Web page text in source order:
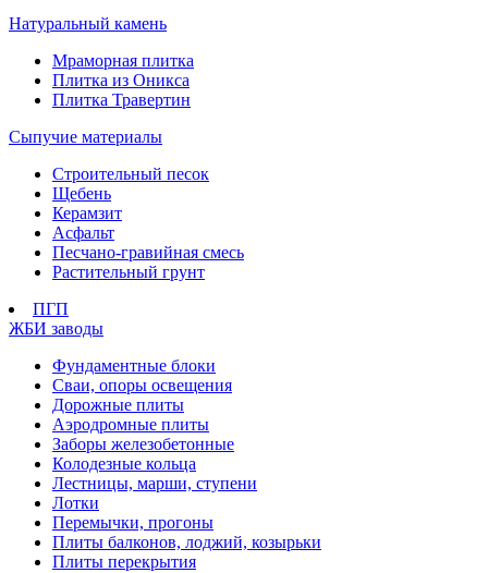
Натуральный камень
Мраморная плитка
Плитка из Оникса
Плитка Травертин
Сыпучие материалы
Строительный песок
Щебень
Керамзит
Асфальт
Песчано-гравийная смесь
Растительный грунт
ПГП
ЖБИ заводы
Фундаментные блоки
Сваи, опоры освещения
Дорожные плиты
Аэродромные плиты
Заборы железобетонные
Колодезные кольца
Лестницы, марши, ступени
Лотки
Перемычки, прогоны
Плиты балконов, лоджий, козырьки
Плиты перекрытия